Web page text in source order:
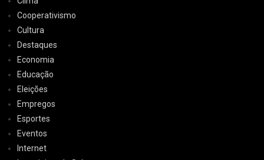
Cooperativismo
Cultura
Destaques
Economia
Educação
Eleições
Empregos
Esportes
Eventos
Internet